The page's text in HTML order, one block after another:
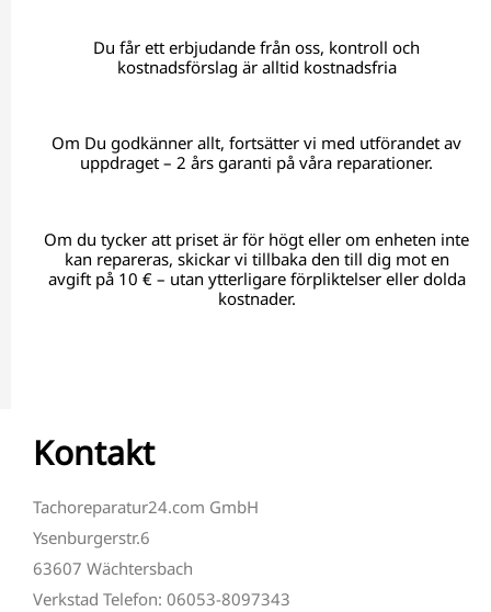
Du får ett erbjudande från oss, kontroll och
kostnadsförslag är alltid kostnadsfria
Om Du godkänner allt, fortsätter vi med utförandet av
uppdraget – 2 års garanti på våra reparationer.
Om du tycker att priset är för högt eller om enheten inte
kan repareras, skickar vi tillbaka den till dig mot en
avgift på 10 € – utan ytterligare förpliktelser eller dolda
kostnader.
Kontakt
Tachoreparatur24.com GmbH
Ysenburgerstr.6
63607 Wächtersbach
Verkstad Telefon: 06053-8097343